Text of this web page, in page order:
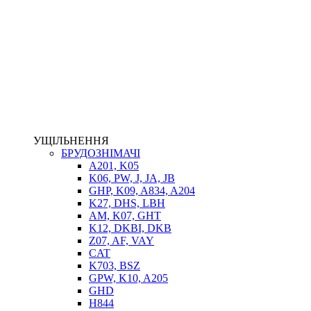
ВТУЛКИ
УЩІЛЬНЕННЯ
БРУДОЗНІМАЧІ
A201, K05
K06, PW, J, JA, JB
GHP, K09, A834, A204
K27, DHS, LBH
AM, K07, GHT
K12, DKBI, DKB
Z07, AF, VAY
CAT
K703, BSZ
GPW, K10, A205
GHD
H844